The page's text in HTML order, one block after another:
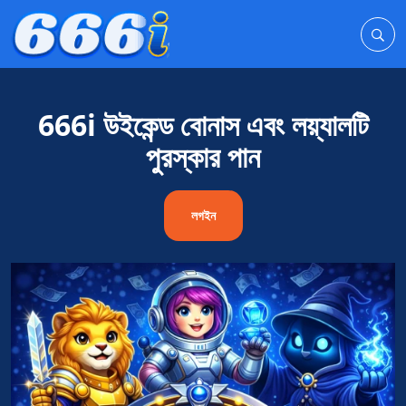
666i উইকেন্ড বোনাস এবং লয়্যালটি
পুরস্কার পান
লগইন